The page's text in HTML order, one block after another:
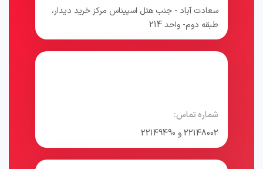
سعادت آباد - جنب هتل اسپیناس مرکز خرید دیدار،
طبقه دوم- واحد 214
شماره تماس:
22148002 و 22149490